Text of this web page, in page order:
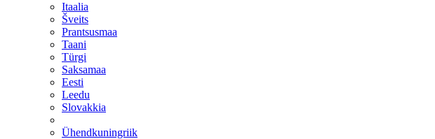
Itaalia
Šveits
Prantsusmaa
Taani
Türgi
Saksamaa
Eesti
Leedu
Slovakkia
Ühendkuningriik